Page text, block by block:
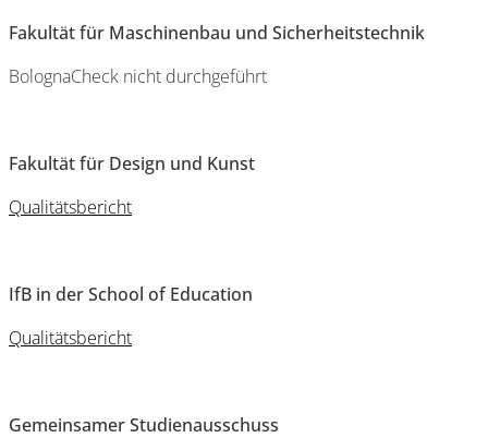
Fakultät für Maschinenbau und Sicherheitstechnik
BolognaCheck nicht durchgeführt
Fakultät für Design und Kunst
Qualitätsbericht
IfB in der School of Education
Qualitätsbericht
Gemeinsamer Studienausschuss